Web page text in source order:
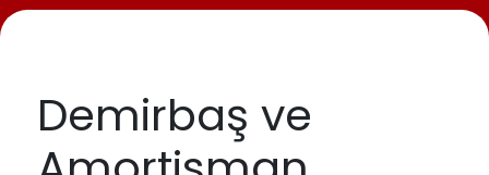
Demirbaş ve